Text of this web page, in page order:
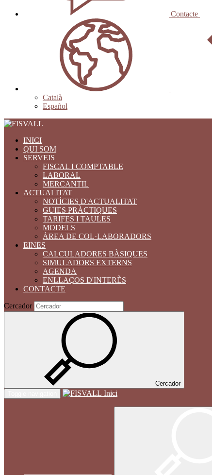
Contacte
Català
Español
INICI
QUI SOM
SERVEIS
FISCAL I COMPTABLE
LABORAL
MERCANTIL
ACTUALITAT
NOTÍCIES D'ACTUALITAT
GUIES PRÀCTIQUES
TARIFES I TAULES
MODELS
ÀREA DE COL·LABORADORS
EINES
CALCULADORES BÀSIQUES
SIMULADORS EXTERNS
AGENDA
ENLLAÇOS D'INTERÈS
CONTACTE
Cercador
Cercador
Inici